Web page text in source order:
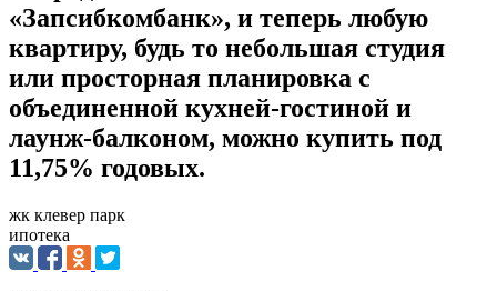
«Запсибкомбанк», и теперь любую
квартиру, будь то небольшая студия
или просторная планировка с
объединенной кухней-гостиной и
лаунж-балконом, можно купить под
11,75% годовых.
жк клевер парк
ипотека